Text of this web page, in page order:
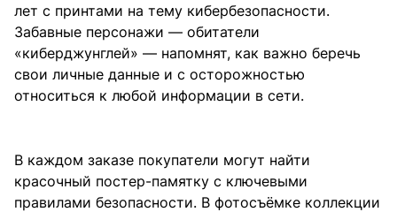
лет с принтами на тему кибербезопасности.
Забавные персонажи — обитатели
«киберджунглей» — напомнят, как важно беречь
свои личные данные и с осторожностью
относиться к любой информации в сети.
В каждом заказе покупатели могут найти
красочный постер-памятку с ключевыми
правилами безопасности. В фотосъёмке коллекции